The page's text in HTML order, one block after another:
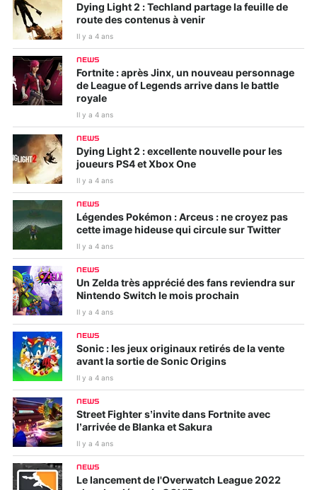
Dying Light 2 : Techland partage la feuille de
route des contenus à venir
Il y a 4 ans
NEWS
Fortnite : après Jinx, un nouveau personnage
de League of Legends arrive dans le battle
royale
Il y a 4 ans
NEWS
Dying Light 2 : excellente nouvelle pour les
joueurs PS4 et Xbox One
Il y a 4 ans
NEWS
Légendes Pokémon : Arceus : ne croyez pas
cette image hideuse qui circule sur Twitter
Il y a 4 ans
NEWS
Un Zelda très apprécié des fans reviendra sur
Nintendo Switch le mois prochain
Il y a 4 ans
NEWS
Sonic : les jeux originaux retirés de la vente
avant la sortie de Sonic Origins
Il y a 4 ans
NEWS
Street Fighter s’invite dans Fortnite avec
l’arrivée de Blanka et Sakura
Il y a 4 ans
NEWS
Le lancement de l'Overwatch League 2022